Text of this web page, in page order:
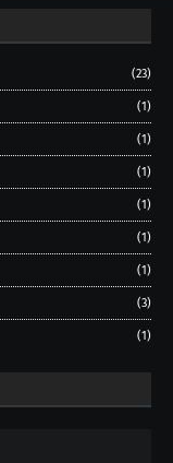
(23)
(1)
(1)
(1)
(1)
(1)
(1)
(3)
(1)